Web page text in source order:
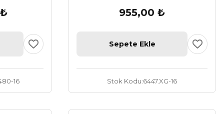
16
955,00 ₺
Sepete Ekle
Stok Kodu 6447.XG-16